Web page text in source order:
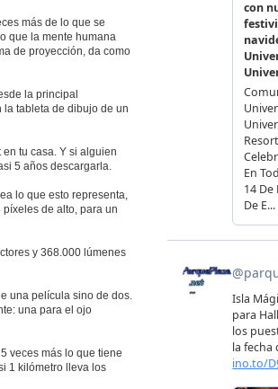
más de lo que se
que la mente humana
de proyección, da como
la principal
la tableta de dibujo de un
tu casa. Y si alguien
5 años descargarla.
lo que esto representa,
de alto, para un
y 368.000 lúmenes
una película sino de dos.
una para el ojo
veces más lo que tiene
1 kilómetro lleva los